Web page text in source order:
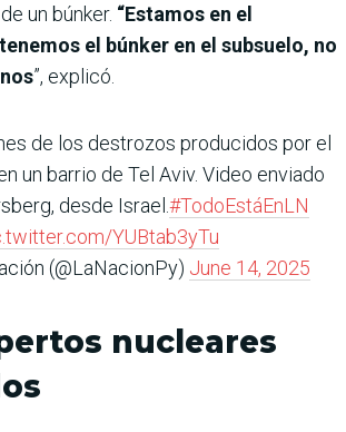
un búnker. “Estamos en el
el búnker en el subsuelo, no
”, explicó.
de los destrozos producidos por el
un barrio de Tel Aviv. Video enviado
desde Israel.#TodoEstáEnLN
YUBtab3yTu
(@LaNacionPy) June 14, 2025
nucleares